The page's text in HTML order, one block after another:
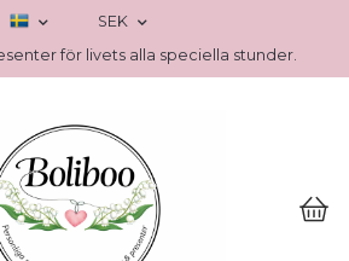
SEK
för livets alla speciella stunder.